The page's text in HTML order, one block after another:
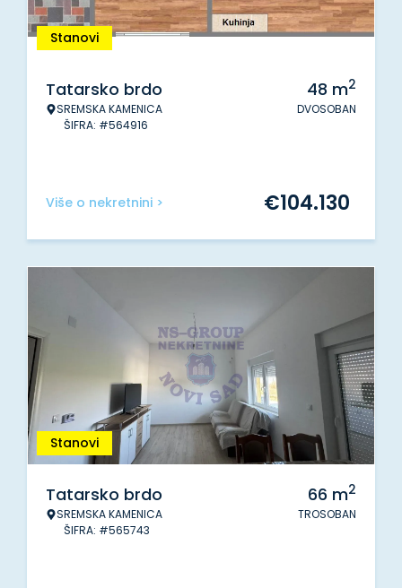
Stanovi
Tatarsko brdo
SREMSKA KAMENICA
ŠIFRA: #564916
48 m2
DVOSOBAN
Više o nekretnini > €104.130
Stanovi
Tatarsko brdo
SREMSKA KAMENICA
ŠIFRA: #565743
66 m2
TROSOBAN